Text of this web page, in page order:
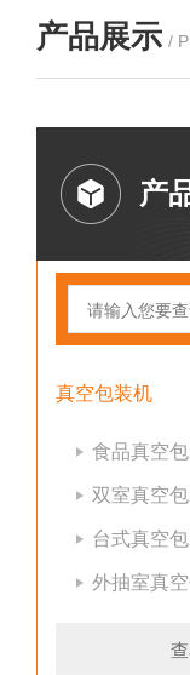
产品展示 /
产
真空包装机
食品真空
双室真空
台式真空
外抽室真